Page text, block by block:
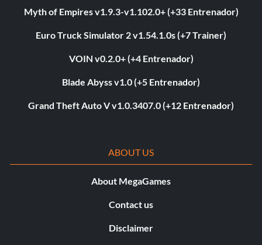
Myth of Empires v1.9.3-v1.102.0+ (+33 Entrenador)
Euro Truck Simulator 2 v1.54.1.0s (+7 Trainer)
VOIN v0.2.0+ (+4 Entrenador)
Blade Abyss v1.0 (+5 Entrenador)
Grand Theft Auto V v1.0.3407.0 (+12 Entrenador)
ABOUT US
About MegaGames
Contact us
Disclaimer